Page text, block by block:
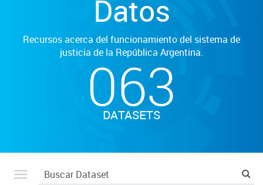
Datos
Recursos acerca del funcionamiento del sistema de
justicia de la República Argentina.
063
DATASETS